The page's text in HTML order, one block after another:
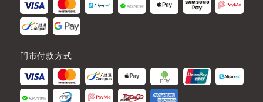
門市付款方式